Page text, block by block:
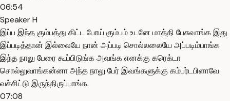
06:54
Speaker H
இப்ப இந்த கும்பத்து கிட்ட போய் கும்பம் உடனே மாத்தி பேசுவாங்க இது
இப்படித்தான் இல்லையே நான் அப்படி சொல்லலையே அப்படிம்பாங்க
இந்த நாலு பேரை கூப்பிடுங்க அவங்க எனக்கு கரெக்டா
சொல்லுவாங்கன்னா அந்த நாலு பேர் இவங்களுக்கு கம்பர்டபிளாவே
வச்சிட்டு இருந்திருப்பாங்க.
07:08